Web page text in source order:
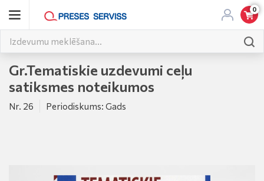
0
Gr.Tematiskie uzdevumi ceļu
satiksmes noteikumos
Nr. 26 Periodiskums: Gads